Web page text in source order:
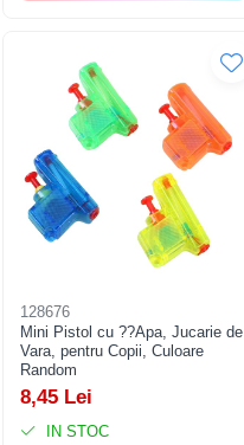
128676
Mini Pistol cu ??Apa, Jucarie de
Vara, pentru Copii, Culoare
Random
8,45 Lei
IN STOC